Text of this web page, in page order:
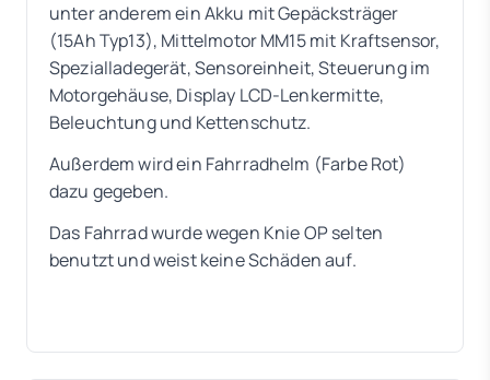
unter anderem ein Akku mit Gepäcksträger
(15Ah Typ13), Mittelmotor MM15 mit Kraftsensor,
Spezialladegerät, Sensoreinheit, Steuerung im
Motorgehäuse, Display LCD-Lenkermitte,
Beleuchtung und Kettenschutz.
Außerdem wird ein Fahrradhelm (Farbe Rot)
dazu gegeben.
Das Fahrrad wurde wegen Knie OP selten
benutzt und weist keine Schäden auf.